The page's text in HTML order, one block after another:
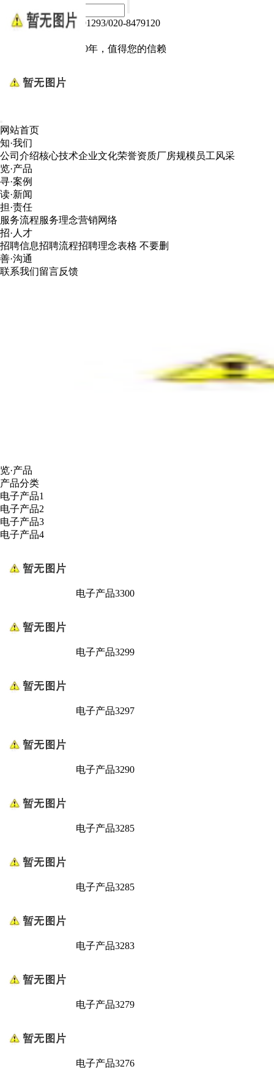
热线电话：020-84791293/020-8479120
电子产品我们做了10年，值得您的信赖
网站首页
知·我们
公司介绍核心技术企业文化荣誉资质厂房规模 员工风采
览·产品
寻·案例
读·新闻
担·责任
服务流程服务理念营销网络
招·人才
招聘信息招聘流程招聘理念表格 不要删
善·沟通
联系我们留言反馈
览·产品
产品分类
电子产品1
电子产品2
电子产品3
电子产品4
电子产品3300
电子产品3299
电子产品3297
电子产品3290
电子产品3285
电子产品3285
电子产品3283
电子产品3279
电子产品3276